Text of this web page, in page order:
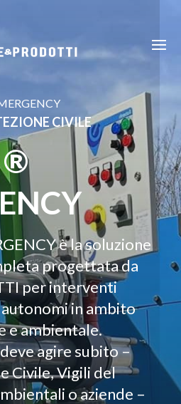
CIVILE
®
è la soluzione
progettata da
per interventi
in ambito
e ambientale.
agire subito –
Civile, Vigili del
o aziende –